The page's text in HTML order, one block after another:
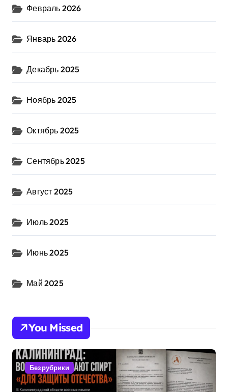
Февраль 2026
Январь 2026
Декабрь 2025
Ноябрь 2025
Октябрь 2025
Сентябрь 2025
Август 2025
Июль 2025
Июнь 2025
Май 2025
You Missed
Без рубрики